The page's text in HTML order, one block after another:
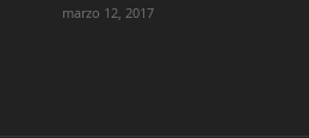
marzo 12, 2017